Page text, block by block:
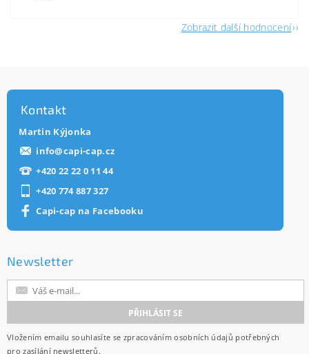
Zobrazit další hodnocení
Kontakt
Martin Kýjonka
info@capi-cap.cz
+420 22 22 0 11 44
+420 774 887 327
Capi-cap na Facebooku
Newsletter
Vložením emailu souhlasíte se zpracováním osobních údajů potřebných
pro zasílání newsletterů.